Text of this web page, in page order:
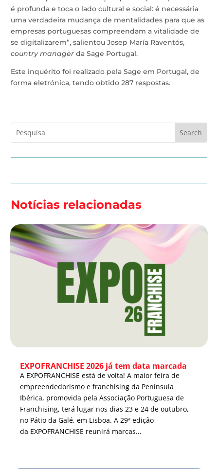
é profunda e toca o lado cultural e social: é necessária
uma verdadeira mudança de mentalidades para que as
empresas portuguesas compreendam a vitalidade de
se digitalizarem”, salientou Josep María Raventós,
country manager da Sage Portugal.
Este inquérito foi realizado pela Sage em Portugal, de
forma eletrónica, tendo obtido 287 respostas.
Notícias relacionadas
EXPOFRANCHISE 2026 já tem data marcada
A EXPOFRANCHISE está de volta! A maior feira de
empreendedorismo e franchising da Península
Ibérica, promovida pela Associação Portuguesa de
Franchising, terá lugar nos dias 23 e 24 de outubro,
no Pátio da Galé, em Lisboa. A 29ª edição
da EXPOFRANCHISE reunirá marcas...